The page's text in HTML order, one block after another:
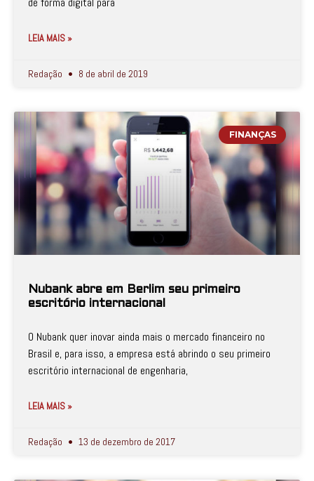
LEIA MAIS »
Redação 8 de abril de 2019
FINANÇAS
Nubank abre em Berlim seu primeiro
escritório internacional
O Nubank quer inovar ainda mais o mercado financeiro no
Brasil e, para isso, a empresa está abrindo o seu primeiro
escritório internacional de engenharia,
LEIA MAIS »
Redação 13 de dezembro de 2017